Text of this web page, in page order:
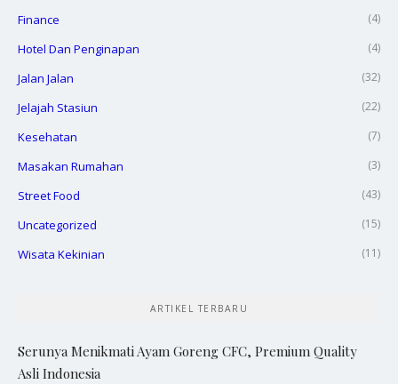
Finance (4)
Hotel Dan Penginapan (4)
Jalan Jalan (32)
Jelajah Stasiun (22)
Kesehatan (7)
Masakan Rumahan (3)
Street Food (43)
Uncategorized (15)
Wisata Kekinian (11)
ARTIKEL TERBARU
Serunya Menikmati Ayam Goreng CFC, Premium Quality
Asli Indonesia